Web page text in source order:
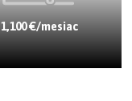
1,100 €/mesiac